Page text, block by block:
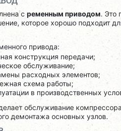
сременным приводом. Это
которое хорошо подходит
привода:
конструкция передачи;
обслуживание;
расходных элементов;
схема работы;
в производственных
обслуживание
демонтажа основных узлов.